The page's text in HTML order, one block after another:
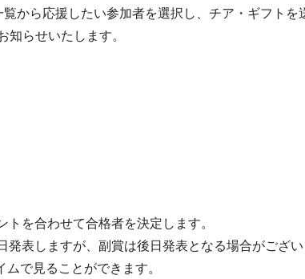
から応援したい参加者を選択し、チア・ギフトを
知らせいたします。
を合わせて合格者を決定します。
表しますが、副賞は後日発表となる場合がござい
で見ることができます。